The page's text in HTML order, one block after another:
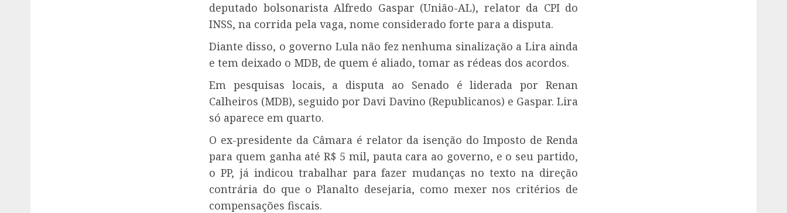
deputado bolsonarista Alfredo Gaspar (União-AL), relator da CPI do
INSS, na corrida pela vaga, nome considerado forte para a disputa.
Diante disso, o governo Lula não fez nenhuma sinalização a Lira ainda
e tem deixado o MDB, de quem é aliado, tomar as rédeas dos acordos.
Em pesquisas locais, a disputa ao Senado é liderada por Renan
Calheiros (MDB), seguido por Davi Davino (Republicanos) e Gaspar. Lira
só aparece em quarto.
O ex-presidente da Câmara é relator da isenção do Imposto de Renda
para quem ganha até R$ 5 mil, pauta cara ao governo, e o seu partido,
o PP, já indicou trabalhar para fazer mudanças no texto na direção
contrária do que o Planalto desejaria, como mexer nos critérios de
compensações fiscais.